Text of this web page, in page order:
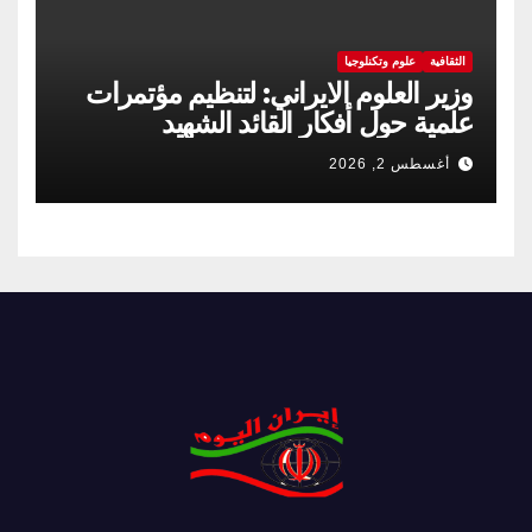
الثقافية علوم وتكنلوجيا
وزير العلوم الايراني: لتنظيم مؤتمرات
علمية حول أفكار القائد الشهيد
أغسطس 2, 2026